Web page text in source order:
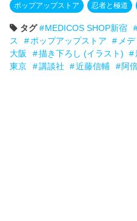
ポップアップストア 忍者と極道
タグ MEDICOS SHOP新宿
ス
ポップアップストア
メ
大阪
描き下ろし (イラスト)
東京
講談社 近藤信輔 阿